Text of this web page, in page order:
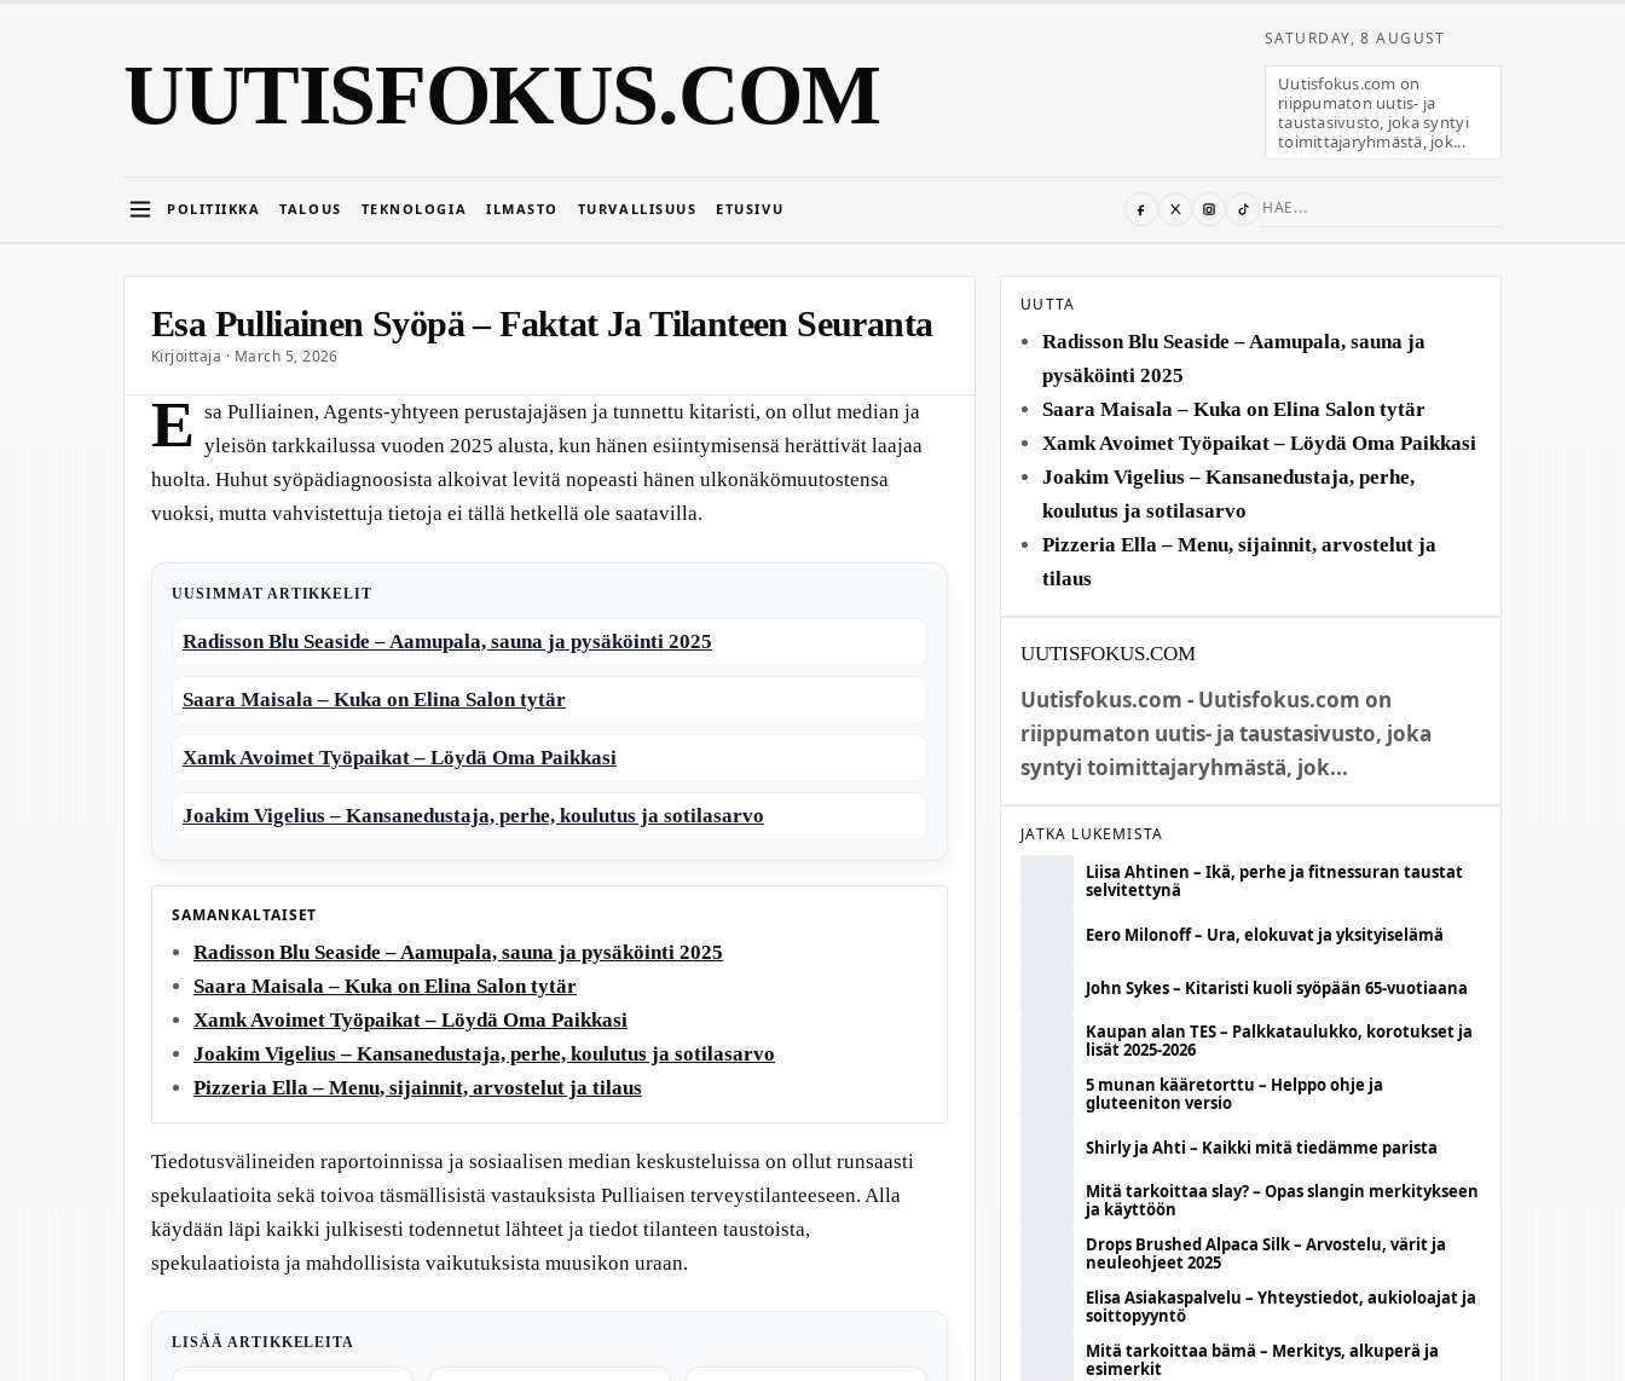
SATURDAY, 8 AUGUST
UUTISFOKUS.COM
Uutisfokus.com on
riippumaton uutis- ja
taustasivusto, joka syntyi
toimittajaryhmästä, jok...
POLITIIKKA TALOUS TEKNOLOGIA ILMASTO TURVALLISUUS ETUSIVU
Search
Esa Pulliainen Syöpä – Faktat Ja Tilanteen Seuranta
Kirjoittaja · March 5, 2026
E sa Pulliainen, Agents-yhtyeen perustajajäsen ja tunnettu kitaristi, on ollut median ja
yleisön tarkkailussa vuoden 2025 alusta, kun hänen esiintymisensä herättivät laajaa
huolta. Huhut syöpädiagnoosista alkoivat levitä nopeasti hänen ulkonäkömuutostensa
vuoksi, mutta vahvistettuja tietoja ei tällä hetkellä ole saatavilla.
UUSIMMAT ARTIKKELIT
Radisson Blu Seaside – Aamupala, sauna ja pysäköinti 2025
Saara Maisala – Kuka on Elina Salon tytär
Xamk Avoimet Työpaikat – Löydä Oma Paikkasi
Joakim Vigelius – Kansanedustaja, perhe, koulutus ja sotilasarvo
SAMANKALTAISET
Radisson Blu Seaside – Aamupala, sauna ja pysäköinti 2025
Saara Maisala – Kuka on Elina Salon tytär
Xamk Avoimet Työpaikat – Löydä Oma Paikkasi
Joakim Vigelius – Kansanedustaja, perhe, koulutus ja sotilasarvo
Pizzeria Ella – Menu, sijainnit, arvostelut ja tilaus
Tiedotusvälineiden raportoinnissa ja sosiaalisen median keskusteluissa on ollut runsaasti
spekulaatioita sekä toivoa täsmällisistä vastauksista Pulliaisen terveystilanteeseen. Alla
käydään läpi kaikki julkisesti todennetut lähteet ja tiedot tilanteen taustoista,
spekulaatioista ja mahdollisista vaikutuksista muusikon uraan.
LISÄÄ ARTIKKELEITA
UUTTA
Radisson Blu Seaside – Aamupala, sauna ja
pysäköinti 2025
Saara Maisala – Kuka on Elina Salon tytär
Xamk Avoimet Työpaikat – Löydä Oma Paikkasi
Joakim Vigelius – Kansanedustaja, perhe,
koulutus ja sotilasarvo
Pizzeria Ella – Menu, sijainnit, arvostelut ja
tilaus
UUTISFOKUS.COM
Uutisfokus.com - Uutisfokus.com on
riippumaton uutis- ja taustasivusto, joka
syntyi toimittajaryhmästä, jok...
JATKA LUKEMISTA
Liisa Ahtinen – Ikä, perhe ja fitnessuran taustat
selvitettynä
Eero Milonoff – Ura, elokuvat ja yksityiselämä
John Sykes – Kitaristi kuoli syöpään 65-vuotiaana
Kaupan alan TES – Palkkataulukko, korotukset ja
lisät 2025-2026
5 munan kääretorttu – Helppo ohje ja
gluteeniton versio
Shirly ja Ahti – Kaikki mitä tiedämme parista
Mitä tarkoittaa slay? – Opas slangin merkitykseen
ja käyttöön
Drops Brushed Alpaca Silk – Arvostelu, värit ja
neuleohjeet 2025
Elisa Asiakaspalvelu – Yhteystiedot, aukioloajat ja
soittopyyntö
Mitä tarkoittaa bämä – Merkitys, alkuperä ja
esimerkit